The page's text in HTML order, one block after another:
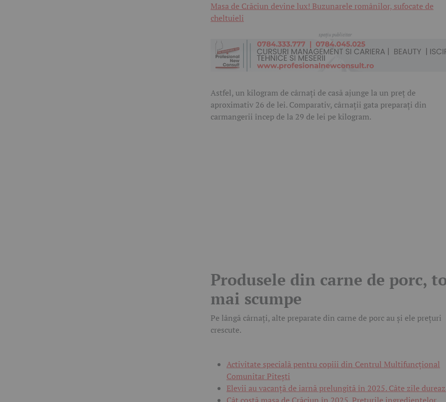
Masa de Crăciun devine lux! Buzunarele românilor, sufocate de
cheltuieli
Astfel, un kilogram de cârnați de casă ajunge la un preț de
aproximativ 26 de lei. Comparativ, cârnații gata preparați din
carmangerii încep de la 29 de lei pe kilogram.
Produsele din carne de porc,
mai scumpe
Pe lângă cârnați, alte preparate din carne de porc au și ele prețuri
crescute.
Activitate specială pentru copiii din Centrul Multifuncțional
Comunitar Pitești
Elevii au vacanță de iarnă prelungită în 2025. Câte zile